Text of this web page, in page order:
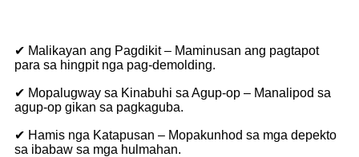
✔ Malikayan ang Pagdikit – Maminusan ang pagtapot
para sa hingpit nga pag-demolding.
✔ Mopalugway sa Kinabuhi sa Agup-op – Manalipod sa
agup-op gikan sa pagkaguba.
✔ Hamis nga Katapusan – Mopakunhod sa mga depekto
sa ibabaw sa mga hulmahan.